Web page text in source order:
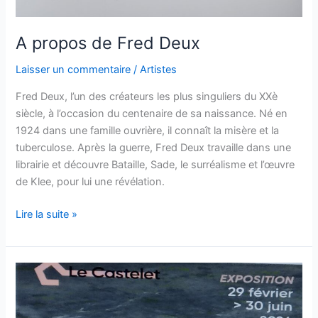
A propos de Fred Deux
Laisser un commentaire /Artistes
Fred Deux, l’un des créateurs les plus singuliers du XXè
siècle, à l’occasion du centenaire de sa naissance. Né en
1924 dans une famille ouvrière, il connaît la misère et la
tuberculose. Après la guerre, Fred Deux travaille dans une
librairie et découvre Bataille, Sade, le surréalisme et l’œuvre
de Klee, pour lui une révélation.
A
de
Fred
Deux
Lire la suite »